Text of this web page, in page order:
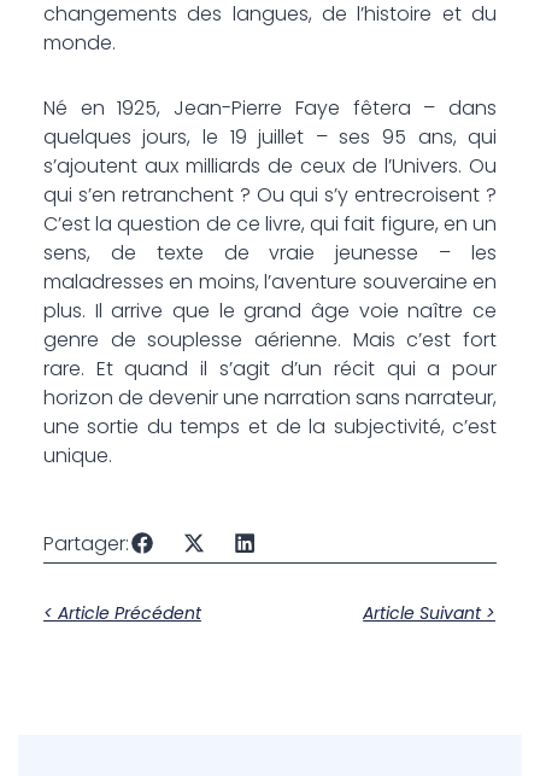
changements des langues, de l’histoire et du
monde.
Né en 1925, Jean-Pierre Faye fêtera – dans
quelques jours, le 19 juillet – ses 95 ans, qui
s’ajoutent aux milliards de ceux de l’Univers. Ou
qui s’en retranchent ? Ou qui s’y entrecroisent ?
C’est la question de ce livre, qui fait figure, en un
sens, de texte de vraie jeunesse – les
maladresses en moins, l’aventure souveraine en
plus. Il arrive que le grand âge voie naître ce
genre de souplesse aérienne. Mais c’est fort
rare. Et quand il s’agit d’un récit qui a pour
horizon de devenir une narration sans narrateur,
une sortie du temps et de la subjectivité, c’est
unique.
Partager:
< Article Précédent Article Suivant >